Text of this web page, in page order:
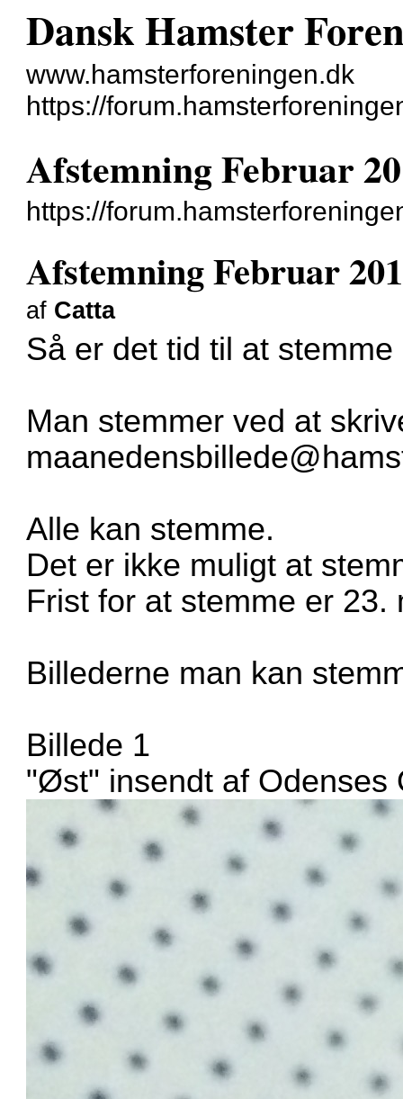
Dansk Hamster
www.hamsterforeningen.dk
https://
Afstemning Februar
https://
Afstemning Februar
af Catta
Så er det tid til at
Man stemmer ved at
Alle kan stemme.
Det er ikke muligt at
Frist for at stemme er 23.
Billederne man kan
Billede 1
"Øst" insendt af